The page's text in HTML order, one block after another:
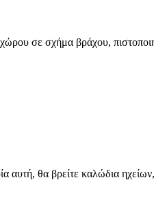
σε σχήμα βράχου,
αυτή, θα βρείτε καλώδια